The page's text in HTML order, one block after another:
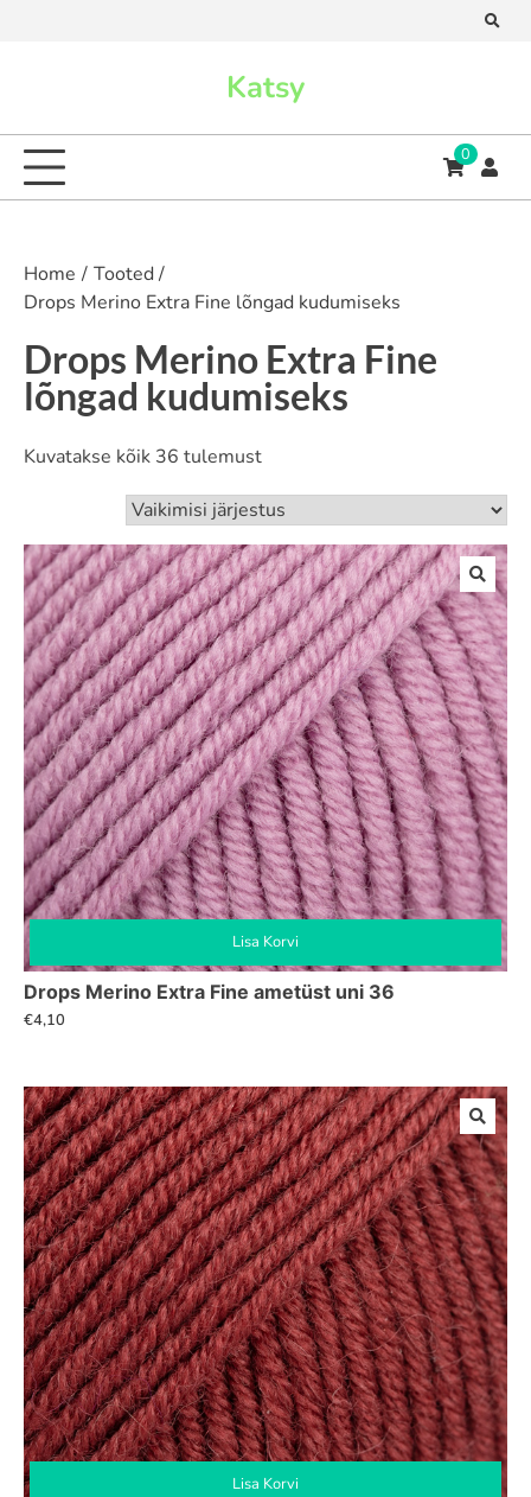
Katsy
0
Home
Tooted
Drops Merino Extra Fine lõngad kudumiseks
Drops Merino Extra Fine
lõngad kudumiseks
Kuvatakse kõik 36 tulemust
Lisa Korvi
Drops Merino Extra Fine ametüst uni 36
€4,10
Lisa Korvi